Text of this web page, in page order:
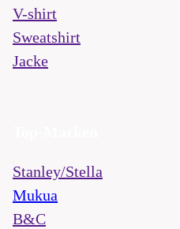
V-shirt
Sweatshirt
Jacke
Stanley/Stella
Mukua
B&C